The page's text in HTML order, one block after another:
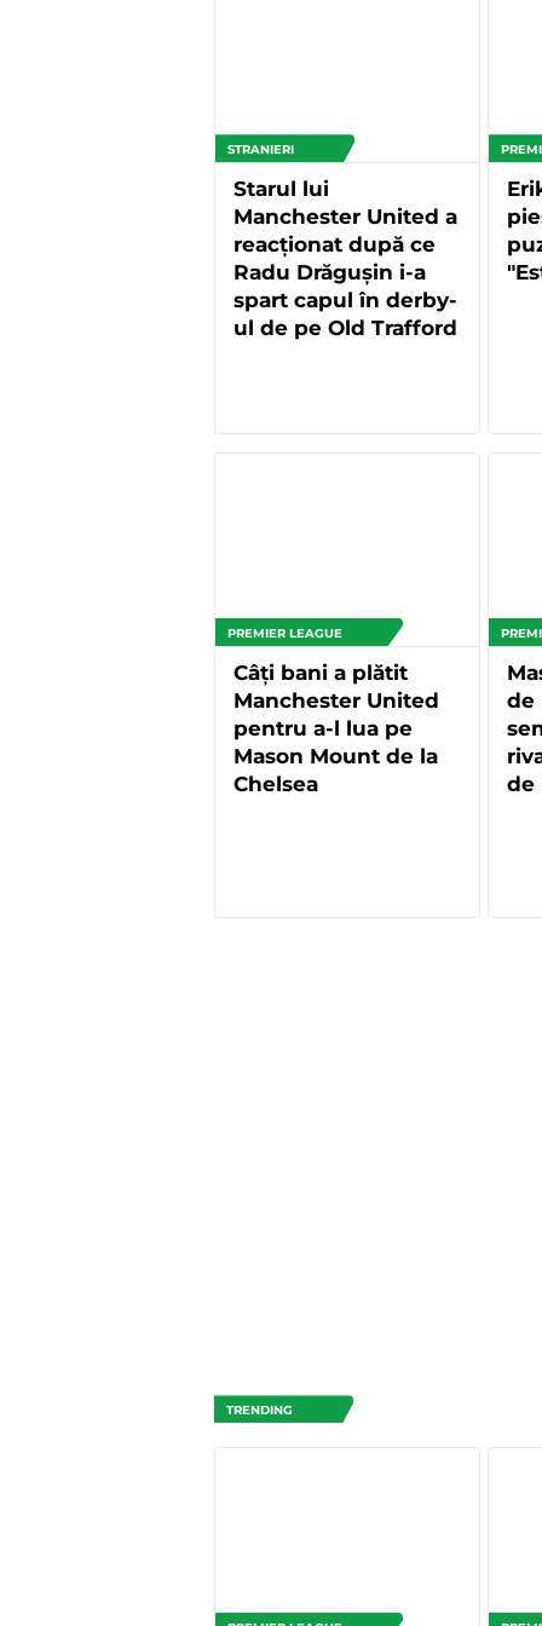
STRANIERI
Starul lui
Manchester United a
reacționat după ce
Radu Drăgușin i-a
spart capul în derby-
ul de pe Old Trafford
PREMIER LEAGUE
Câți bani a plătit
Manchester United
pentru a-l lua pe
Mason Mount de la
Chelsea
de
de
TRENDING